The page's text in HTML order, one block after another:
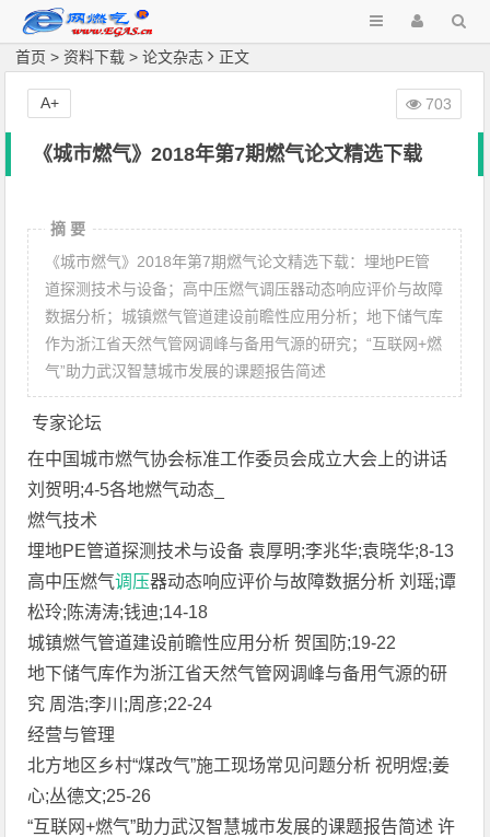
首页 >资料下载 >论文杂志 正文
《城市燃气》2018年第7期燃气论文精选下载
摘 要
《城市燃气》2018年第7期燃气论文精选下载：埋地PE管
道探测技术与设备；高中压燃气调压器动态响应评价与故障
数据分析；城镇燃气管道建设前瞻性应用分析；地下储气库
作为浙江省天然气管网调峰与备用气源的研究；“互联网+燃
气”助力武汉智慧城市发展的课题报告简述
专家论坛
在中国城市燃气协会标准工作委员会成立大会上的讲话
刘贺明;4-5各地燃气动态_
燃气技术
埋地PE管道探测技术与设备 袁厚明;李兆华;袁晓华;8-13
高中压燃气调压器动态响应评价与故障数据分析 刘瑶;谭
松玲;陈涛涛;钱迪;14-18
城镇燃气管道建设前瞻性应用分析 贺国防;19-22
地下储气库作为浙江省天然气管网调峰与备用气源的研
究 周浩;李川;周彦;22-24
经营与管理
北方地区乡村“煤改气”施工现场常见问题分析 祝明煜;姜
心;丛德文;25-26
“互联网+燃气”助力武汉智慧城市发展的课题报告简述 许
703
A+